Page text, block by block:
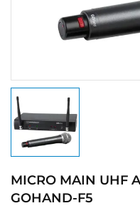
MICRO MAIN UHF
GOHAND-F5